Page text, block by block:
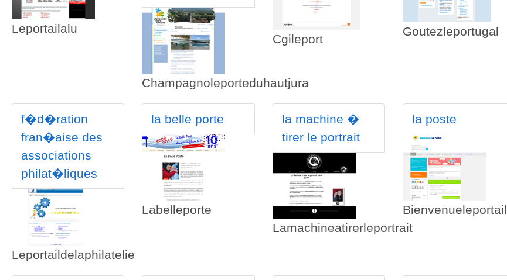
Leportailalu
Champagnoleporteduhautjura
Cgileport
Goutezleportugal
f�d�ration
fran�aise des
associations
philat�liques
Leportaildelaphilatelie
la belle porte
Labelleporte
la machine �
tirer le portrait
Lamachineatirerleportrait
la poste
Bienvenueleportail